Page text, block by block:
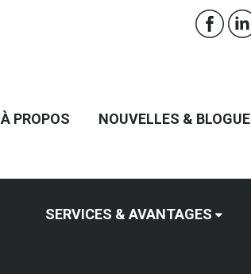
À PROPOS NOUVELLES & BLOGUE
SERVICES & AVANTAGES